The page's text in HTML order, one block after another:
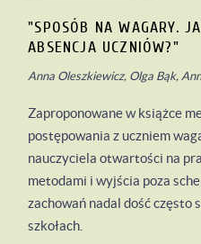
"SPOSÓB NA WAGARY.
ABSENCJA UCZNIÓW?"
Anna Oleszkiewicz, Olga Bąk,
Zaproponowane w książce
postępowania z uczniem
nauczyciela otwartości na
metodami i wyjścia poza
zachowań nadal dość często
szkołach.